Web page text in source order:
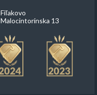
Fiľakovo
Malocintorínska 13